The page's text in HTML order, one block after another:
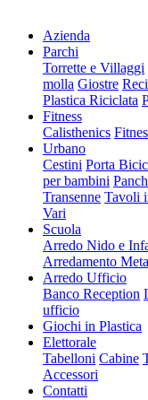
Azienda
Parchi
Torrette e Villaggi
molla Giostre
Plastica Riciclata
Fitness
Calisthenics
Urbano
Cestini Porta
per bambini
Transenne Tavoli
Vari
Scuola
Arredo Nido e
Arredamento
Arredo Ufficio
Banco Reception
ufficio
Giochi in Plastica
Elettorale
Tabelloni Cabine
Accessori
Contatti